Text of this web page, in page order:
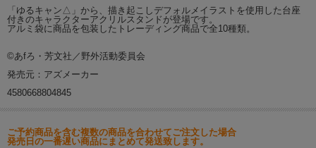
「ゆるキャン△」から、描き起こしデフォルメイラストを使用した台座
付きのキャラクターアクリルスタンドが登場です。
アルミ袋に商品を包装したトレーディング商品で全10種類。
©あfろ・芳文社／野外活動委員会
発売元：アズメーカー
4580668804845
ご予約商品を含む複数の商品を合わせてご注文した場合
発売日の一番遅い商品にまとめて発送致します。